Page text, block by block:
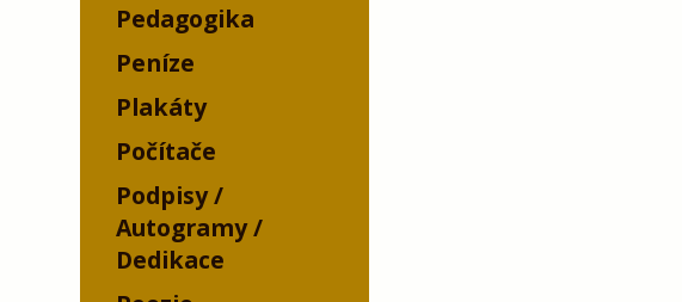
Pedagogika
Peníze
Plakáty
Počítače
Podpisy /
Autogramy /
Dedikace